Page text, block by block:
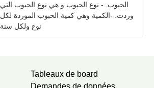
الحبوب. - نوع الحبوب و هي نوع الحبوب التي
وردت. -الكمية وهي كمية الحبوب الموردة لكل
نوع ولكل سنة
Tableaux de board